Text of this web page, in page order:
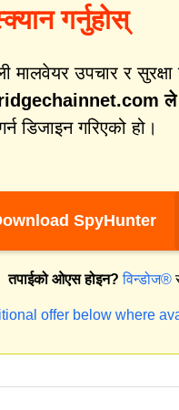
गर्नुहोस्
उपचार र सुरक्षा
ले
डिजाइन गरिएको हो।
SpyHunter
तपाईको ओएस होइन? विन्डोज®
offer below where